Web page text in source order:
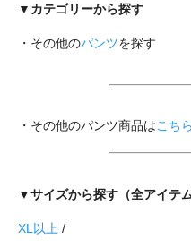
▼カテゴリーから探す
・その他のパンツを探す
・その他のパンツ商品はこちら
▼サイズから探す（全アイテム
XL以上 /